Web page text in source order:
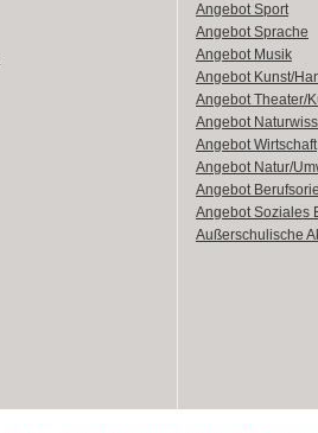
Angebot Sport
Angebot Sprache
Angebot Musik
Angebot Kunst/
Angebot Theater/
Angebot
Angebot Wirtschaft
Angebot Natur/
Angebot
Angebot Soziales
Außerschulische